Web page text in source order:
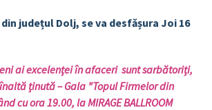
județul Dolj, se va desfășura Joi 16
ai excelenței în afaceri sunt sarbătoriți,
ținută – Gala ”Topul Firmelor din
cu ora 19.00, la MIRAGE BALLROOM